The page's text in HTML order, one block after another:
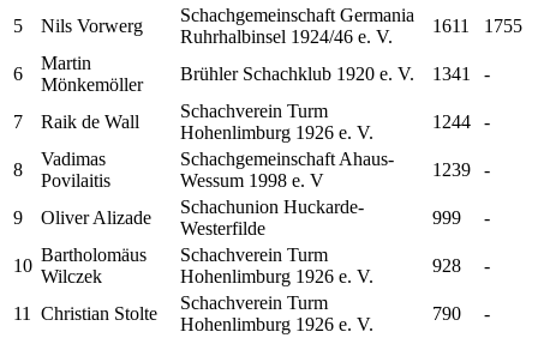
5 Nils Vorwerg
Schachgemeinschaft Germania
Ruhrhalbinsel 1924/46 e. V.
1611 1755
6
Martin
Mönkemöller
Brühler Schachklub 1920 e. V. 1341 -
7 Raik de Wall
Schachverein Turm
Hohenlimburg 1926 e. V.
1244 -
8
Vadimas
Povilaitis
Schachgemeinschaft Ahaus-
Wessum 1998 e. V
1239 -
9 Oliver Alizade
Schachunion Huckarde-
Westerfilde
999 -
10
Bartholomäus
Wilczek
Schachverein Turm
Hohenlimburg 1926 e. V.
928 -
11 Christian Stolte
Schachverein Turm
Hohenlimburg 1926 e. V.
790 -